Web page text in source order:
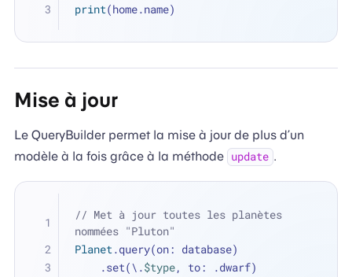
print(home.name)
Mise à jour
Le QueryBuilder permet la mise à jour de plus d’un
modèle à la fois grâce à la méthode update .
// Met à jour toutes les planètes
nommées "Pluton"
Planet.query(on: database)
    .set(\.
$type, to: .dwarf)